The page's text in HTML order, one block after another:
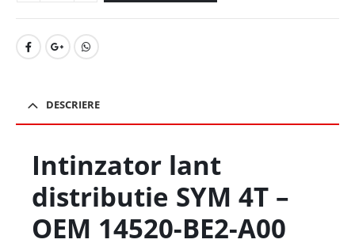
DESCRIERE
Intinzator lant
distributie SYM 4T –
OEM 14520-BE2-A00